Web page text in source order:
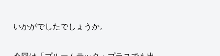
いかがでしたでしょうか。